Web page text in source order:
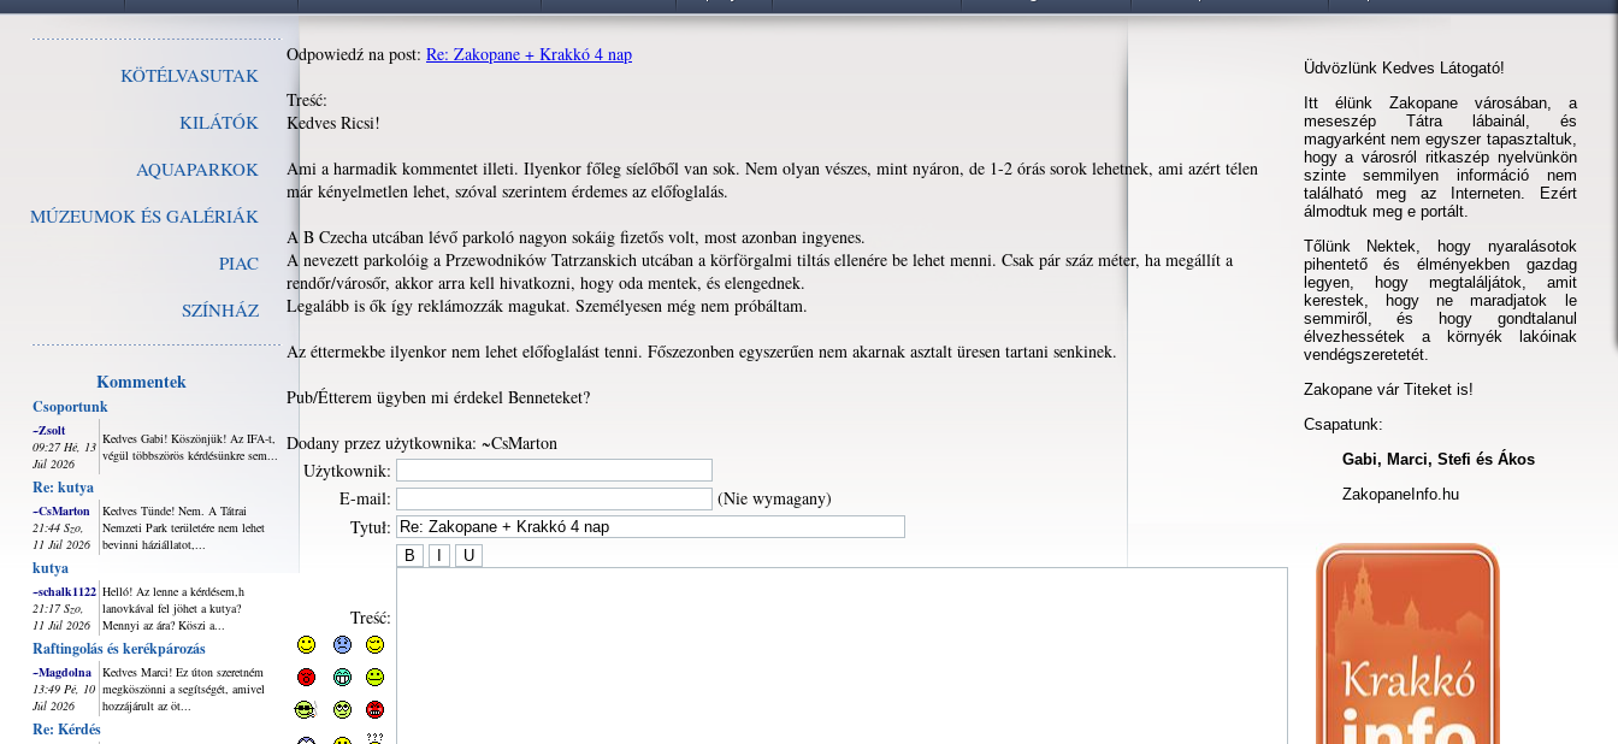
KÖTÉLVASUTAK
KILÁTÓK
AQUAPARKOK
MÚZEUMOK ÉS GALÉRIÁK
PIAC
SZÍNHÁZ
Kommentek
Csoportunk
~Zsolt
09:27 Hé, 13
Júl 2026
Kedves Gabi! Köszönjük! Az IFA-t,
végül többszörös kérdésünkre sem...
Re: kutya
~CsMarton
21:44 Szo,
11 Júl 2026
Kedves Tünde! Nem. A Tátrai
Nemzeti Park területére nem lehet
bevinni háziállatot,...
kutya
~schalk1122
21:17 Szo,
11 Júl 2026
Helló! Az lenne a kérdésem,h
lanovkával fel jöhet a kutya?
Mennyi az ára? Köszi a...
Raftingolás és kerékpározás
~Magdolna
13:49 Pé, 10
Júl 2026
Kedves Marci! Ez úton szeretném
megköszönni a segítségét, amivel
hozzájárult az öt...
Re: Kérdés
Odpowiedź na post: Re: Zakopane + Krakkó 4 nap
Treść:
Kedves Ricsi!
Ami a harmadik kommentet illeti. Ilyenkor főleg síelőből van sok. Nem olyan vészes, mint nyáron, de 1-2 órás sorok lehetnek, ami azért télen
már kényelmetlen lehet, szóval szerintem érdemes az előfoglalás.
A B Czecha utcában lévő parkoló nagyon sokáig fizetős volt, most azonban ingyenes.
A nevezett parkolóig a Przewodników Tatrzanskich utcában a körförgalmi tiltás ellenére be lehet menni. Csak pár száz méter, ha megállít a
rendőr/városőr, akkor arra kell hivatkozni, hogy oda mentek, és elengednek.
Legalább is ők így reklámozzák magukat. Személyesen még nem próbáltam.
Az éttermekbe ilyenkor nem lehet előfoglalást tenni. Főszezonben egyszerűen nem akarnak asztalt üresen tartani senkinek.
Pub/Étterem ügyben mi érdekel Benneteket?
Dodany przez użytkownika: ~CsMarton
Użytkownik:
E-mail:
(Nie wymagany)
Tytuł:
Treść:
Üdvözlünk Kedves Látogató!
Itt élünk Zakopane városában, a
meseszép Tátra lábainál, és
magyarként nem egyszer tapasztaltuk,
hogy a városról ritkaszép nyelvünkön
szinte semmilyen információ nem
található meg az Interneten. Ezért
álmodtuk meg e portált.
Tőlünk Nektek, hogy nyaralásotok
pihentető és élményekben gazdag
legyen, hogy megtaláljátok, amit
kerestek, hogy ne maradjatok le
semmiről, és hogy gondtalanul
élvezhessétek a környék lakóinak
vendégszeretetét.
Zakopane vár Titeket is!
Csapatunk:
Gabi, Marci, Stefi és Ákos
ZakopaneInfo.hu